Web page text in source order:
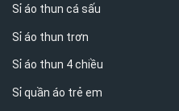
Sỉ áo thun cá sấu
Sỉ áo thun trơn
Sỉ áo thun 4 chiều
Sỉ quần áo trẻ em